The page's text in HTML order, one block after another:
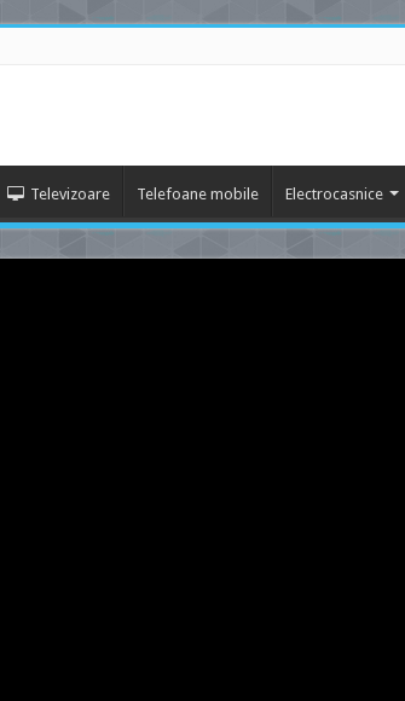
Televizoare Telefoane mobile Electrocasnice